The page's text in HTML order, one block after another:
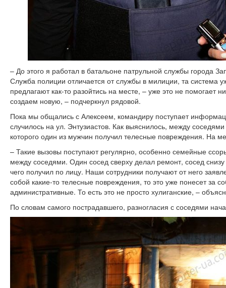
– До этого я работал в батальоне патрульной службы города
Служба полиции отличается от службы в милиции, та система
предлагают как-то разойтись на месте, – уже это не помогает
создаем новую, – подчеркнул рядовой.
Пока мы общались с Алексеем, командиру поступает
случилось на ул. Энтузиастов. Как выяснилось, между
которого один из мужчин получил телесные повреждения. На
– Такие вызовы поступают регулярно, особенно семейные
между соседями. Один сосед сверху делал ремонт, сосед
чего получил по лицу. Наши сотрудники получают от него
собой какие-то телесные повреждения, то это уже понесет за
административные. То есть это не просто хулиганские, –
По словам самого пострадавшего, разногласия с соседями